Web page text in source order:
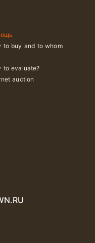
to buy and to whom
to evaluate?
auction